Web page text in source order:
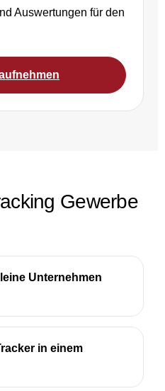
Auswertungen für den
Gewerbe
Unternehmen
in einem